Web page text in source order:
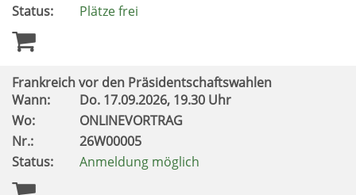
Status:
Plätze frei
Frankreich vor den Präsidentschaftswahlen
Wann:
Do. 17.09.2026, 19.30 Uhr
Wo:
ONLINEVORTRAG
Nr.:
26W00005
Status:
Anmeldung möglich